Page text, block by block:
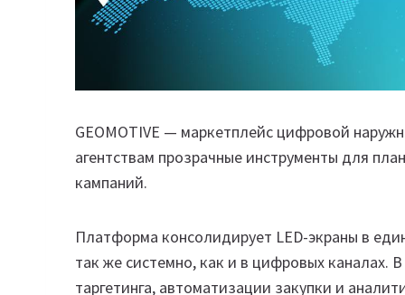
GEOMOTIVE — маркетплейс цифровой
агентствам прозрачные инструменты для
кампаний.
Платформа консолидирует LED-экраны в
так же системно, как и в цифровых каналах.
таргетинга, автоматизации закупки и